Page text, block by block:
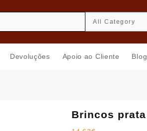
Devoluções Apoio ao Cliente Blog
Brincos prata